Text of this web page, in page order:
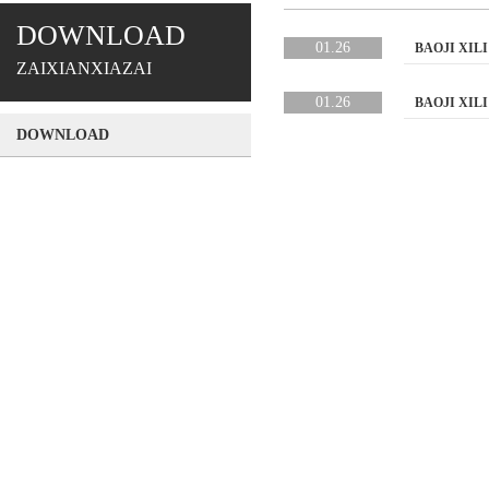
DOWNLOAD
ZAIXIANXIAZAI
DOWNLOAD
01.26 BAOJI XILI
01.26 BAOJI XILI